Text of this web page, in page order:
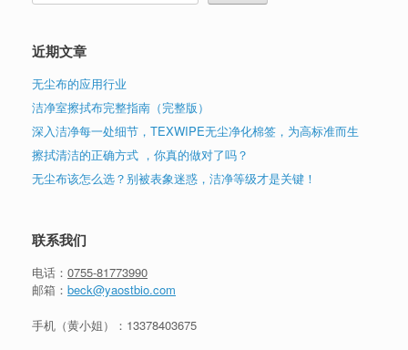
近期文章
无尘布的应用行业
洁净室擦拭布完整指南（完整版）
深入洁净每一处细节，TEXWIPE无尘净化棉签，为高标准而生
擦拭清洁的正确方式 ，你真的做对了吗？
无尘布该怎么选？别被表象迷惑，洁净等级才是关键！
联系我们
电话： 0755-81773990
邮箱： beck@yaostbio.com
手机（黄小姐）： 13378403675